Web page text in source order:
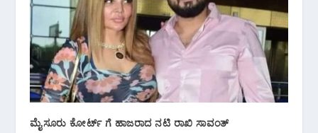
ಮೈಸೂರು ಕೋರ್ಟ್ ಗೆ ಹಾಜರಾದ ನಟಿ ರಾಖಿ ಸಾವಂತ್